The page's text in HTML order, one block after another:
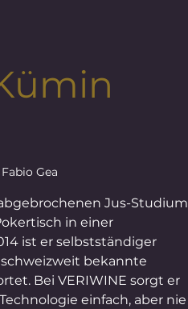
Gea
Jus-Studium
in einer
ist er selbstständiger
bekannte
Bei VERIWINE sorgt er
einfach, aber nie